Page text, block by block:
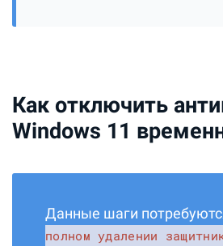
Как отключить
Windows 11
Данные шаги
полном удалении